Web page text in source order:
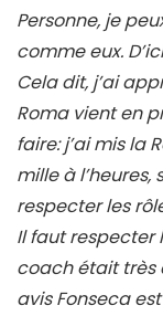
Personne, je
comme eux.
Cela dit, j’ai
Roma vient en
faire: j’ai mis la
mille à
respecter les
Il faut respecter
coach était très
avis Fonseca